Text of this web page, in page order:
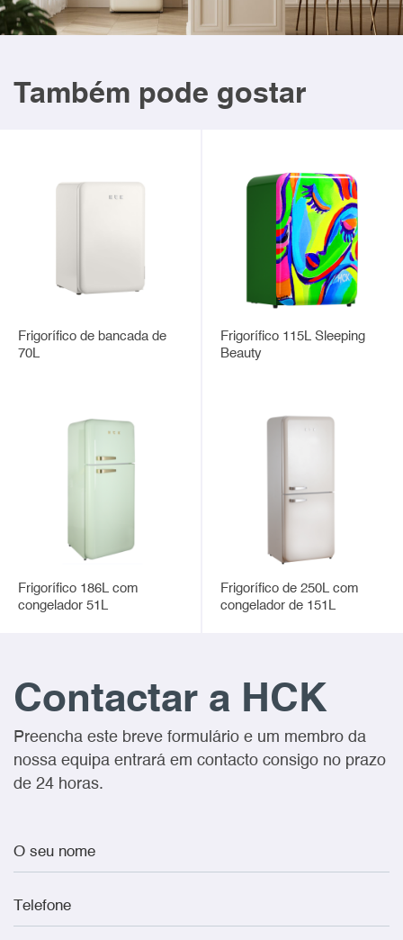
Também pode gostar
Frigorífico de bancada de
70L
Frigorífico 115L Sleeping
Beauty
Frigorífico 186L com
congelador 51L
Frigorífico de 250L com
congelador de 151L
Contactar a HCK
Preencha este breve formulário e um membro da
nossa equipa entrará em contacto consigo no prazo
de 24 horas.